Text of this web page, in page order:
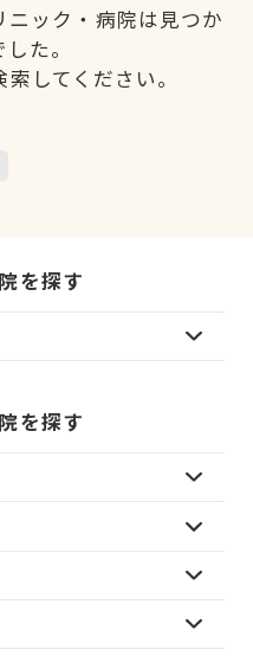
ック・病院は見つか
た。
してください。
を探す
を探す